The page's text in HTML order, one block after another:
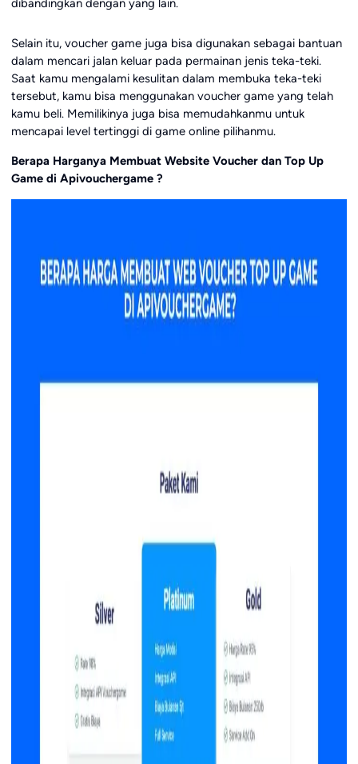
Selain itu, voucher game juga bisa digunakan sebagai bantuan
dalam mencari jalan keluar pada permainan jenis teka-teki.
Saat kamu mengalami kesulitan dalam membuka teka-teki
tersebut, kamu bisa menggunakan voucher game yang telah
kamu beli. Memilikinya juga bisa memudahkanmu untuk
mencapai level tertinggi di game online pilihanmu.
Berapa Harganya Membuat Website Voucher dan Top Up
Game di Apivouchergame ?